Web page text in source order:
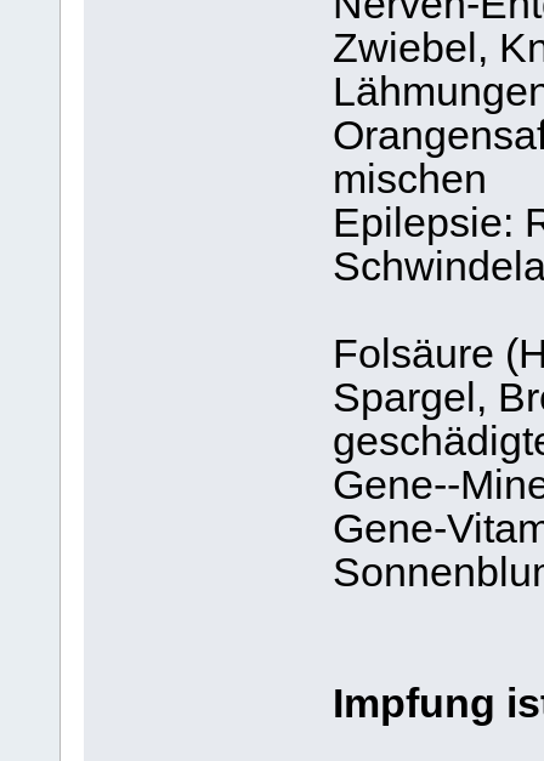
Zwiebel,
mischen
Epilepsie:
Folsäure
Spargel,
Gene--
Gene-
Impfung